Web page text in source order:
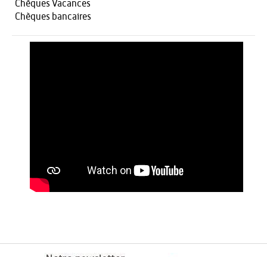
Chèques Vacances
Chèques bancaires